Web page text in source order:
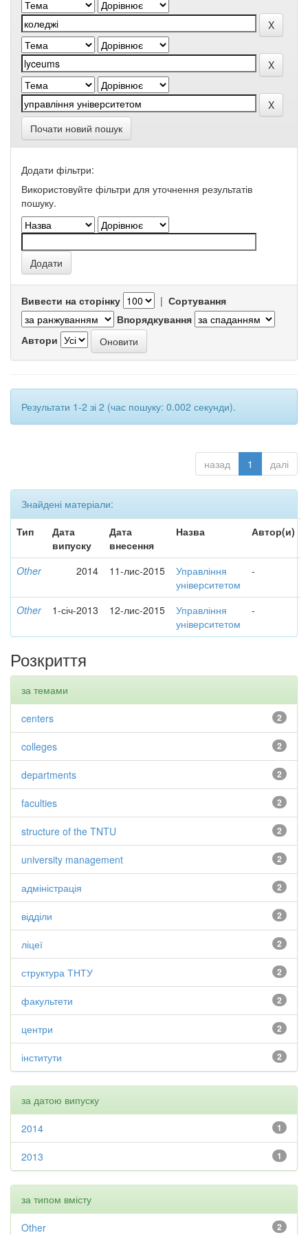
Почати новий пошук
Додати фільтри:
Використовуйте фільтри для уточнення результатів
пошуку.
Вивести на сторінку | Сортування
Впорядкування
Автори
Результати 1-2 зі 2 (час пошуку: 0.002 секунди).
назад 1 далі
Знайдені матеріали:
Тип
Дата
випуску
Дата
внесення
Назва Автор(и)
Other 2014 11-лис-2015
Управління
університетом
-
Other 1-січ-2013 12-лис-2015
Управління
університетом
-
Розкриття
за темами
2
centers
2
colleges
2
departments
2
faculties
2
structure of the TNTU
2
university management
2
адміністрація
2
відділи
2
ліцеї
2
структура ТНТУ
2
факультети
2
центри
2
інститути
за датою випуску
1
2014
1
2013
за типом вмісту
2
Other